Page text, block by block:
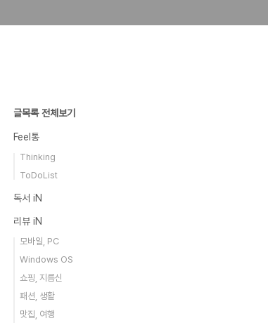
글목록 전체보기
Feel통
Thinking
ToDoList
독서 iN
리뷰 iN
모바일, PC
Windows OS
쇼핑, 지름신
패션, 생활
맛집, 여행